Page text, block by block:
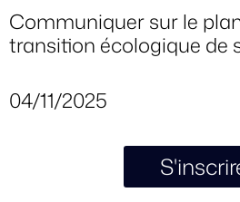
Communiquer sur le
transition écologique de
04/11/2025